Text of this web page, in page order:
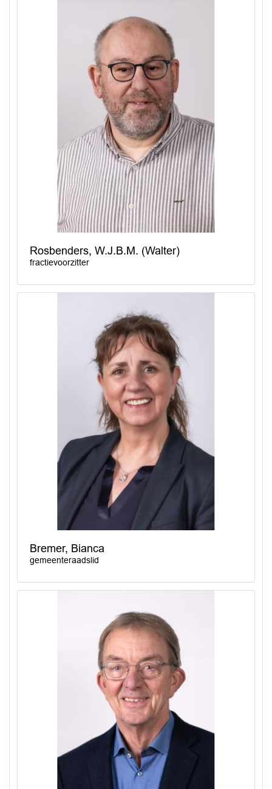
Rosbenders, W.J.B.M. (Walter)
fractievoorzitter
Bremer, Bianca
gemeenteraadslid